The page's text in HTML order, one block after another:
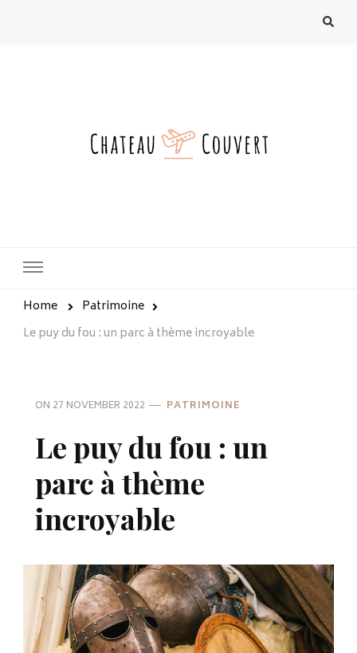
Home
Patrimoine
Le puy du fou : un parc à thème incroyable
ON 27 NOVEMBER 2022 PATRIMOINE
Le puy du fou : un
parc à thème
incroyable